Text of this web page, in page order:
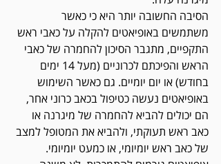
הסיבה החשובה יותר היא כי כאשר
משתמשים באופיאטים להקלה על כאבי ראש
התקפיים, מתגבר הסיכון להחמרה של כאבי
הראש והפיכתם לכרוניים (מעל 14 ימים
בחודש) או יום יומיים. גם כאשר השימוש
באופיאטים נעשה כטיפול בכאב כרוני אחר,
הם יכולים להביא להחמרה של מיגרנה או
כאב ראש תעוקתי, ולהביא את המטופל למצב
של כאב ראש יומיומי, או כמעט יומיומי.